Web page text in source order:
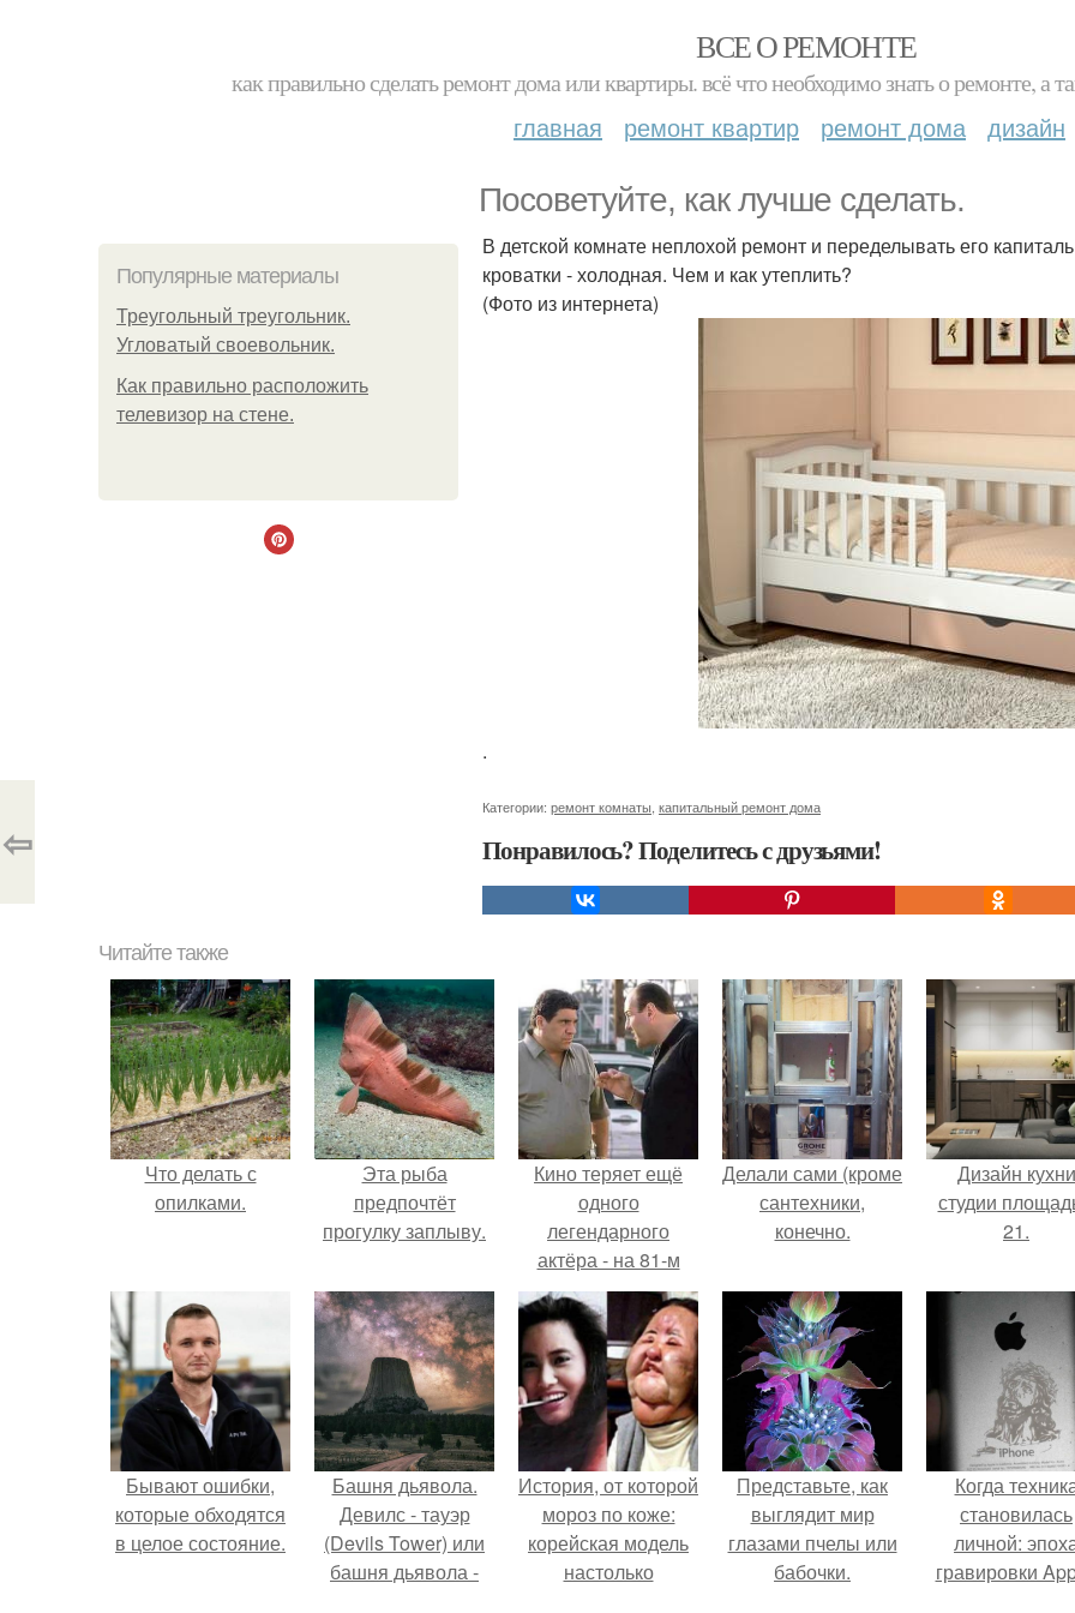
ВСЕ О РЕМОНТЕ
как правильно сделать ремонт дома или квартиры. всё что необходимо знать о ремонте,
главная ремонт квартир ремонт дома дизайн
Посоветуйте, как лучше сделать.
Популярные материалы
Треугольный треугольник.
Угловатый своевольник.
Как правильно расположить
телевизор на стене.
В детской комнате неплохой ремонт и переделывать его
кроватки - холодная. Чем и как утеплить?
(Фото из интернета)
.
Категории: ремонт комнаты капитальный ремонт дома
Понравилось? Поделитесь с друзьями!
⇦
Читайте также
Что делать с
опилками.
Эта рыба
предпочтёт
прогулку заплыву.
Кино теряет ещё
одного
легендарного
актёра - на 81-м
году жизни не стало
Винсента пасторе.
Делали сами (кроме
сантехники,
конечно.
Дизайн кухни
студии
21.
Бывают ошибки,
которые обходятся
в целое состояние.
Башня дьявола.
Девилс - тауэр
(Devils Tower) или
башня дьявола -
История, от которой
мороз по коже:
корейская модель
настолько
Представьте, как
выглядит мир
глазами пчелы или
бабочки.
Когда
становилась
личной:
гравировки